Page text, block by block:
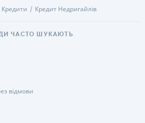
Кредити Кредит Недригайлів
ЧАСТО ШУКАЮТЬ
відмови